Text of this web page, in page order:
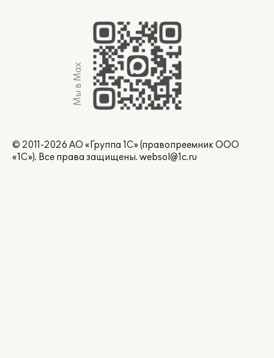
Мы в Max
© 2011-2026 АО «Группа 1С» (правопреемник ООО
«1С»). Все права защищены. websol@1c.ru